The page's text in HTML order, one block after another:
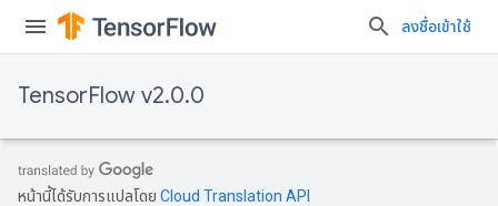
ลงชื่อเข้าใช้
TensorFlow v2.0.0
หน้านี้ได้รับการแปลโดย Cloud Translation API